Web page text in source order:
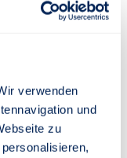
verwenden
und
zu